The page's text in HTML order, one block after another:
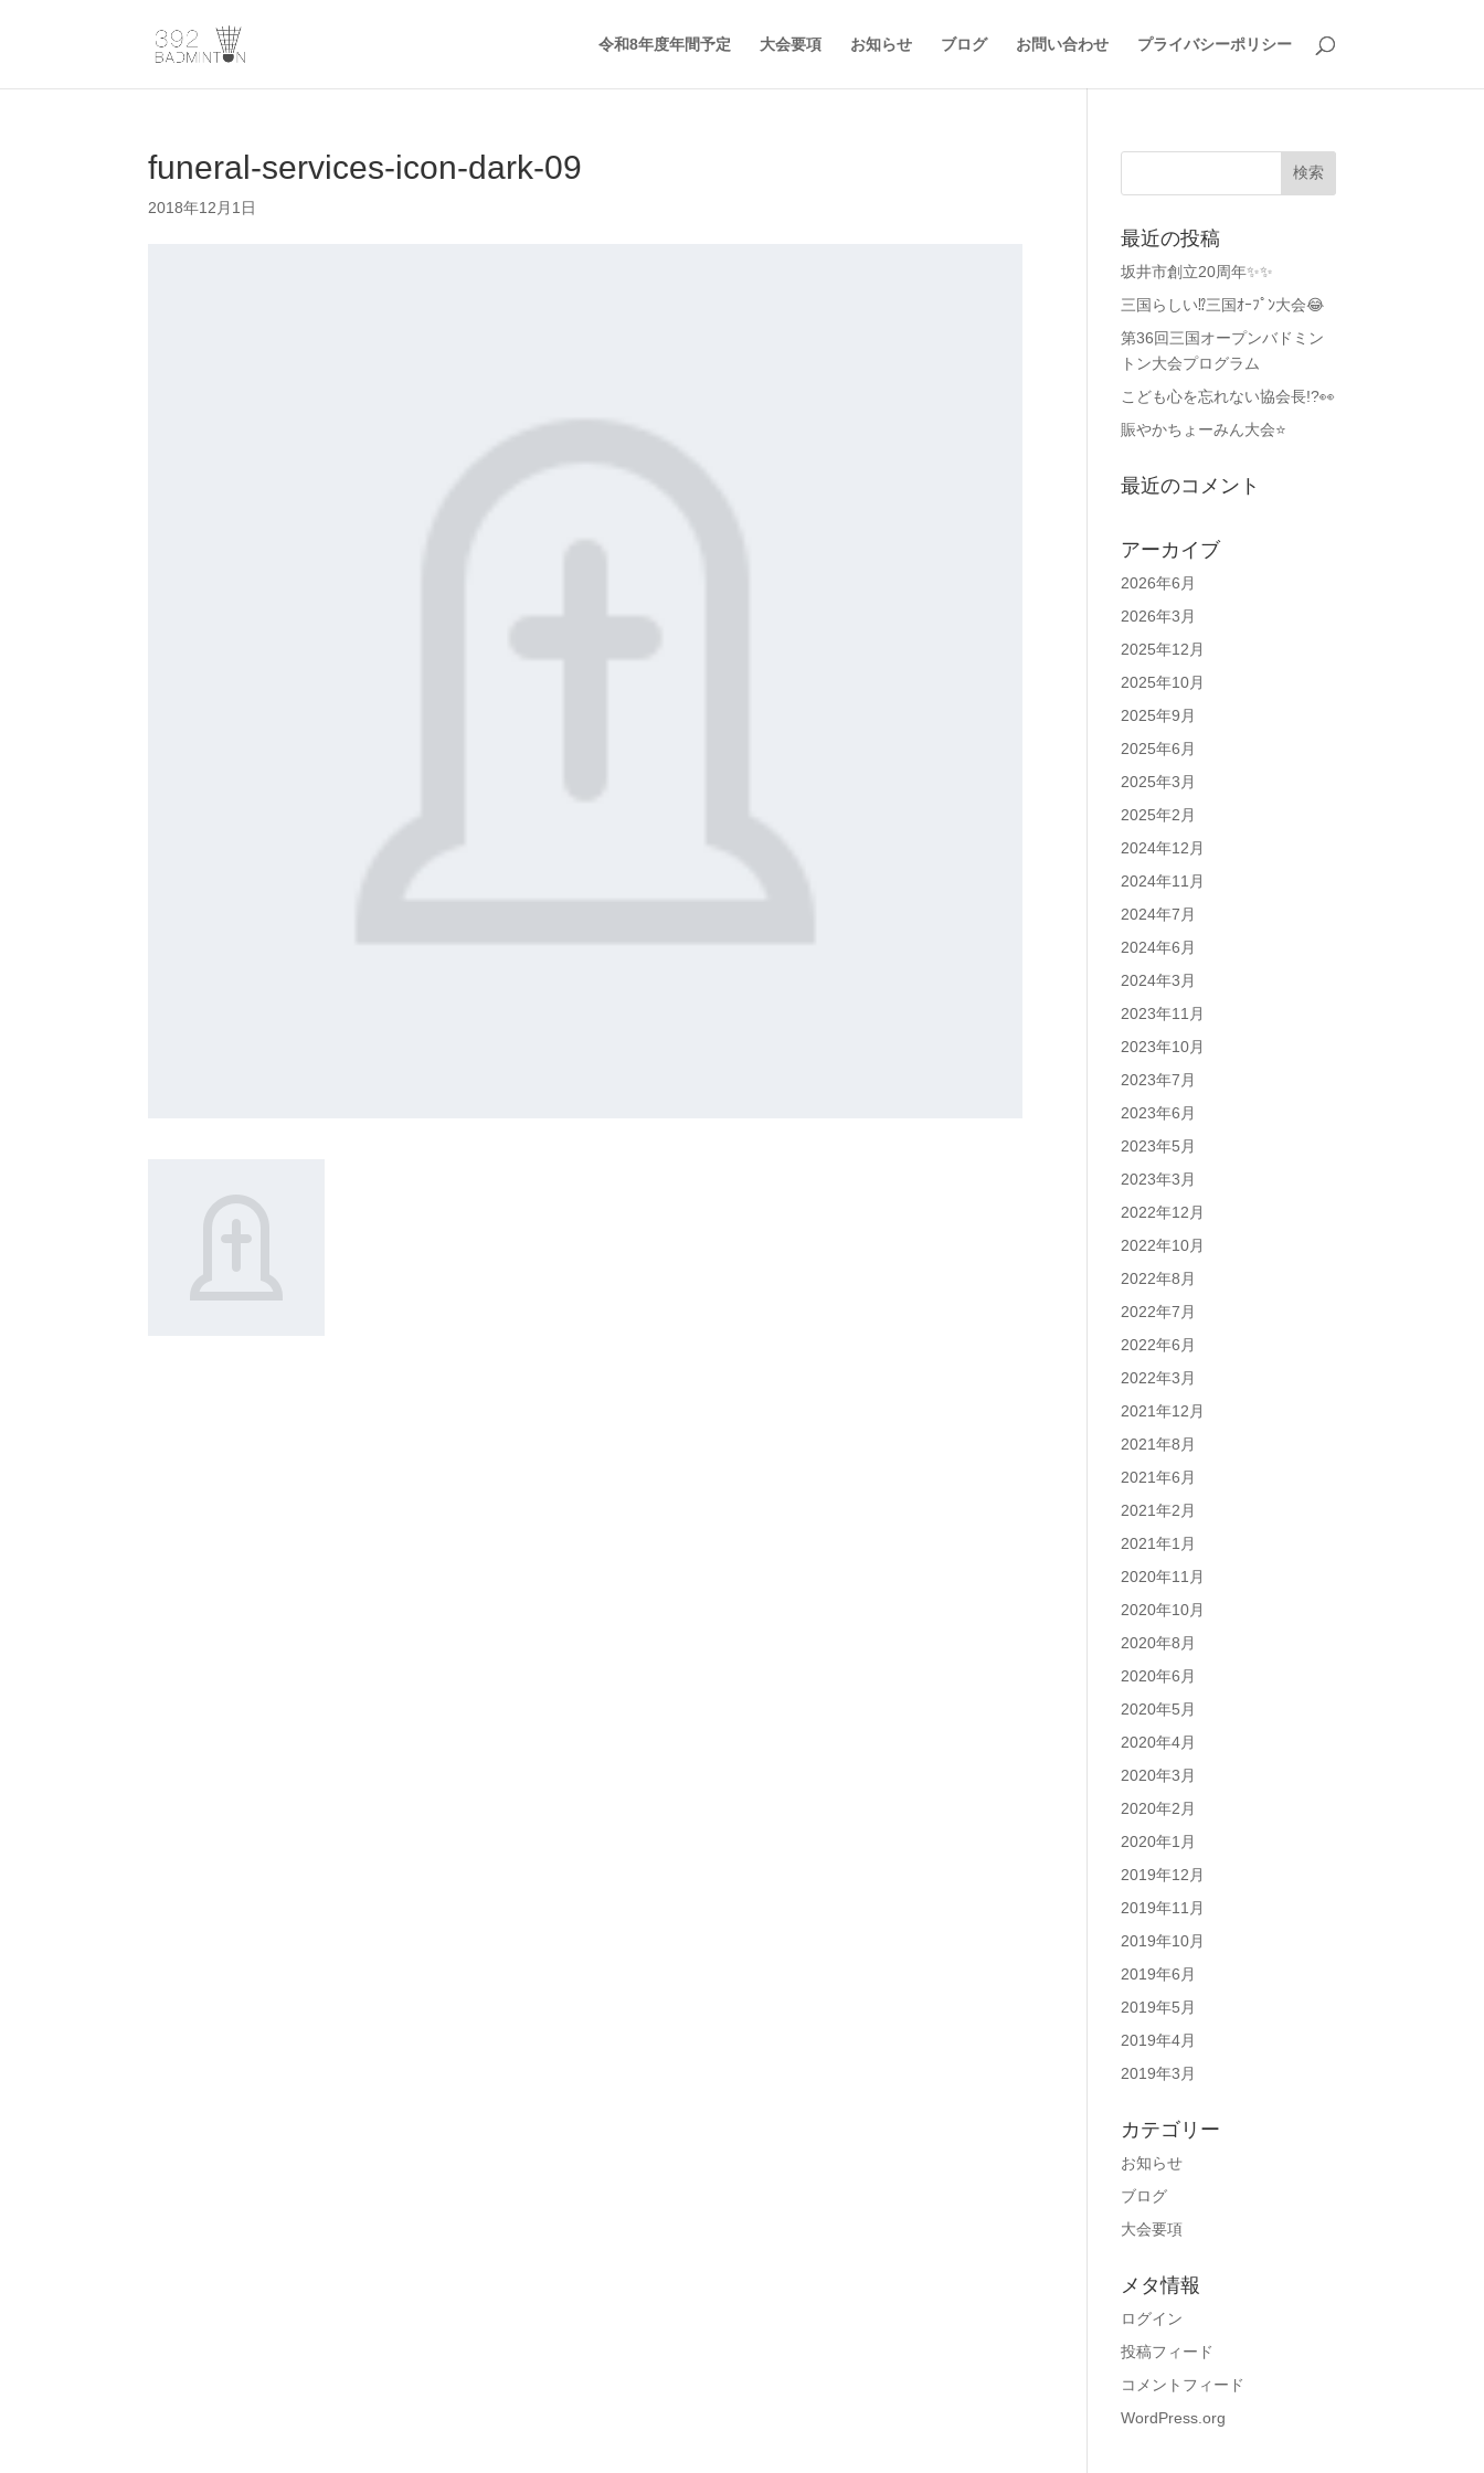
令和8年度年間予定 大会要項 お知らせ ブログ お問い合わせ プライバシーポリシー
funeral-services-icon-dark-09
2018年12月1日
最近の投稿
坂井市創立20周年✨✨
三国らしい⁉️三国ｵｰﾌﾟﾝ大会😂
第36回三国オープンバドミン
トン大会プログラム
こども心を忘れない協会長!?👀
賑やかちょーみん大会⭐
最近のコメント
アーカイブ
2026年6月
2026年3月
2025年12月
2025年10月
2025年9月
2025年6月
2025年3月
2025年2月
2024年12月
2024年11月
2024年7月
2024年6月
2024年3月
2023年11月
2023年10月
2023年7月
2023年6月
2023年5月
2023年3月
2022年12月
2022年10月
2022年8月
2022年7月
2022年6月
2022年3月
2021年12月
2021年8月
2021年6月
2021年2月
2021年1月
2020年11月
2020年10月
2020年8月
2020年6月
2020年5月
2020年4月
2020年3月
2020年2月
2020年1月
2019年12月
2019年11月
2019年10月
2019年6月
2019年5月
2019年4月
2019年3月
カテゴリー
お知らせ
ブログ
大会要項
メタ情報
ログイン
投稿フィード
コメントフィード
WordPress.org